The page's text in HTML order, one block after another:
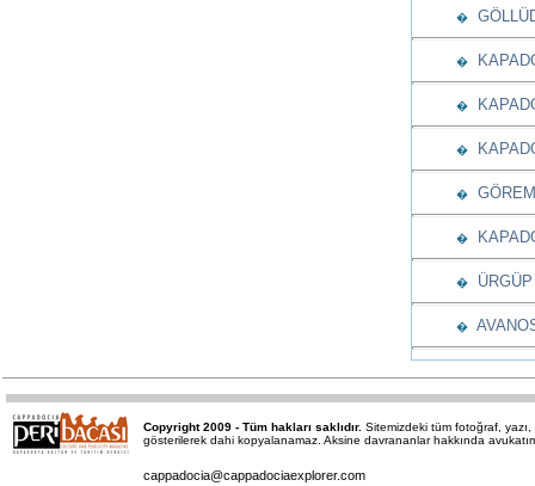
�
�
�
�
�
�
�
�
Copyright 2009 - Tüm hakları saklıdır. Sitemizdeki tüm fotoğraf,
gösterilerek dahi kopyalanamaz. Aksine davrananlar hakkında
cappadocia@cappadociaexplorer.com